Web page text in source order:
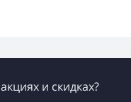
и скидках?